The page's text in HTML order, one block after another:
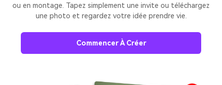
ou en montage. Tapez simplement une invite ou téléchargez
une photo et regardez votre idée prendre vie.
Commencer À Créer